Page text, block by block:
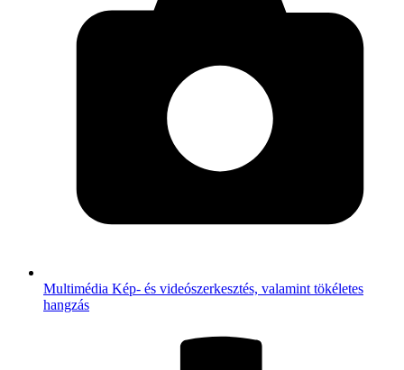
Multimédia Kép- és videószerkesztés, valamint tökéletes
hangzás